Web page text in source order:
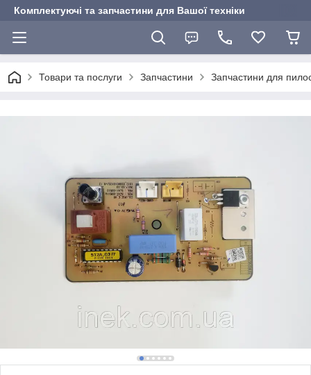
Комплектуючі та запчастини для Вашої техніки
Товари та послуги Запчастини Запчастини для